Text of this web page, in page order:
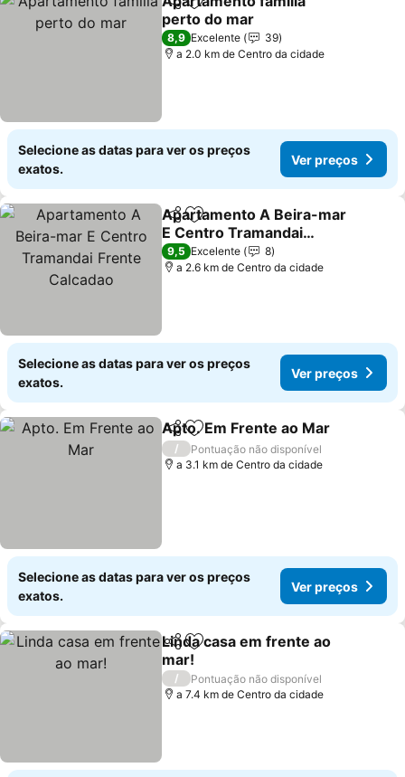
PartilharAdicionar aos favoritos
perto do mar
8,9 Excelente
39
a 2.0 km de Centro da cidade
Selecione as datas para ver os preços
exatos.
Ver preços
PartilharAdicionar aos favoritos
Apartamento A Beira-mar
E Centro Tramandai
Frente Calcadao
9,5 Excelente
8
a 2.6 km de Centro da cidade
Selecione as datas para ver os preços
exatos.
Ver preços
PartilharAdicionar aos favoritos
Apto. Em Frente ao Mar
/
Pontuação não disponível
a 3.1 km de Centro da cidade
Selecione as datas para ver os preços
exatos.
Ver preços
PartilharAdicionar aos favoritos
Linda casa em frente ao
mar!
/
Pontuação não disponível
a 7.4 km de Centro da cidade